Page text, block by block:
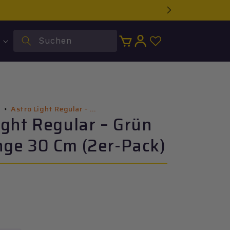
Suchen Warenkorb
Einloggen
Astro Light Regular – ...
Regular – Grün
30 Cm (2er-Pack)